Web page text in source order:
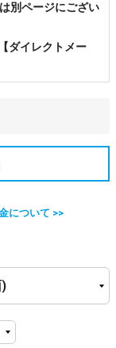
別ページにござい
ダイレクトメー
について >>